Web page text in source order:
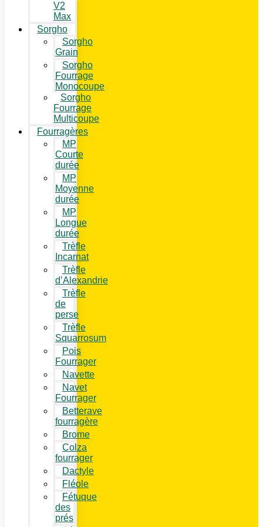
V2
Max
Sorgho
Sorgho
Grain
Sorgho
Fourrage
Monocoupe
Sorgho
Fourrage
Multicoupe
Fourragères
MP
Courte
durée
MP
Moyenne
durée
MP
Longue
durée
Trèfle
Incarnat
Trèfle
d’Alexandrie
Trèfle
de
perse
Trèfle
Squarrosum
Pois
Fourrager
Navette
Navet
Fourrager
Betterave
fourragère
Brome
Colza
fourrager
Dactyle
Fléole
Fétuque
des
prés